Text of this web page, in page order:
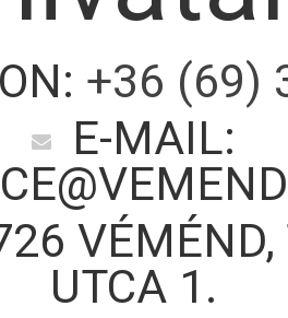
+36 (69)
E-MAIL:
VÉMÉND,
UTCA 1.